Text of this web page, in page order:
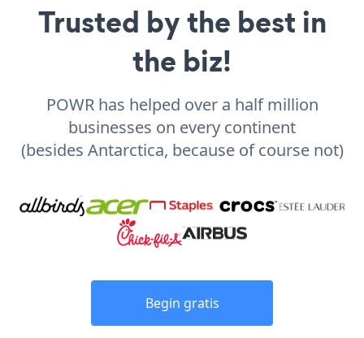
Trusted by the best in
the biz!
POWR has helped over a half million
businesses on every continent
(besides Antarctica, because of course not)
Begin gratis